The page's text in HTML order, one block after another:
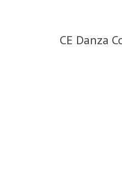
CE Danza